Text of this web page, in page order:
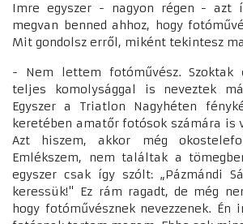
Imre egyszer - nagyon régen - azt
megvan benned ahhoz, hogy
Mit gondolsz erről, miként tekintesz
- Nem lettem fotóművész. Szoktak
teljes komolysággal is neveztek
Egyszer a Triatlon Nagyhéten
keretében amatőr fotósok számára is
Azt hiszem, akkor még
Emlékszem, nem találtak a
egyszer csak így szólt: „Pázmándi
keressük!" Ez rám ragadt, de még
hogy fotóművésznek nevezzenek. Én